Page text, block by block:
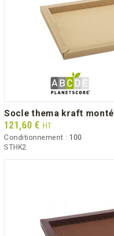
socle thema kraft monté
Prix
121,60 € HT
Conditionnement : 100
STHK2